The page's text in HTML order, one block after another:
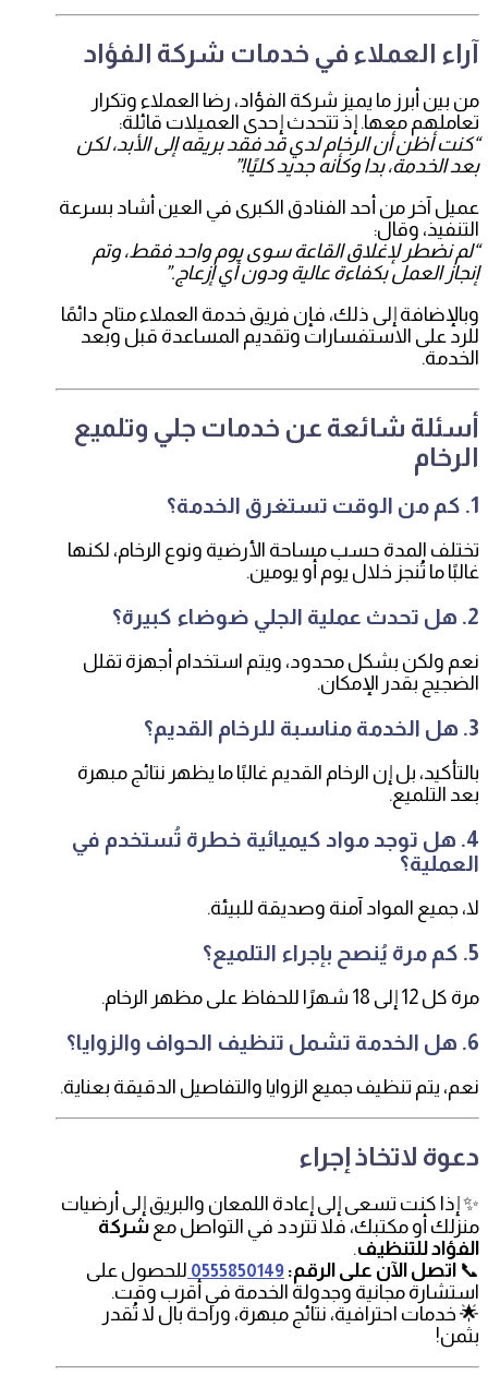
آراء العملاء في خدمات شركة الفؤاد
من بين أبرز ما يميز شركة الفؤاد، رضا العملاء وتكرار
تعاملهم معها. إذ تتحدث إحدى العميلات قائلة:
“كنت أظن أن الرخام لدي قد فقد بريقه إلى الأبد، لكن
بعد الخدمة، بدا وكأنه جديد كليًا!”
عميل آخر من أحد الفنادق الكبرى في العين أشاد بسرعة
التنفيذ، وقال:
“لم نضطر لإغلاق القاعة سوى يوم واحد فقط، وتم
إنجاز العمل بكفاءة عالية ودون أي إزعاج.”
وبالإضافة إلى ذلك، فإن فريق خدمة العملاء متاح دائمًا
للرد على الاستفسارات وتقديم المساعدة قبل وبعد
الخدمة.
أسئلة شائعة عن خدمات جلي وتلميع
الرخام
1. كم من الوقت تستغرق الخدمة؟
تختلف المدة حسب مساحة الأرضية ونوع الرخام، لكنها
غالبًا ما تُنجز خلال يوم أو يومين.
2. هل تحدث عملية الجلي ضوضاء كبيرة؟
نعم ولكن بشكل محدود، ويتم استخدام أجهزة تقلل
الضجيج بقدر الإمكان.
3. هل الخدمة مناسبة للرخام القديم؟
بالتأكيد، بل إن الرخام القديم غالبًا ما يظهر نتائج مبهرة
بعد التلميع.
4. هل توجد مواد كيميائية خطرة تُستخدم في
العملية؟
لا، جميع المواد آمنة وصديقة للبيئة.
5. كم مرة يُنصح بإجراء التلميع؟
مرة كل 12 إلى 18 شهرًا للحفاظ على مظهر الرخام.
6. هل الخدمة تشمل تنظيف الحواف والزوايا؟
نعم، يتم تنظيف جميع الزوايا والتفاصيل الدقيقة بعناية.
دعوة لاتخاذ إجراء
✨ إذا كنت تسعى إلى إعادة اللمعان والبريق إلى أرضيات
منزلك أو مكتبك، فلا تتردد في التواصل مع شركة
الفؤاد للتنظيف.
📞 اتصل الآن على الرقم: 0555850149 للحصول على
استشارة مجانية وجدولة الخدمة في أقرب وقت.
🌟 خدمات احترافية، نتائج مبهرة، وراحة بال لا تُقدر
بثمن!